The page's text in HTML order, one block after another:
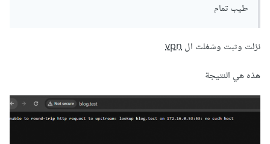
طيب تمام
نزلت وثبت وشغلت الvpn
هذه هي النتيجة